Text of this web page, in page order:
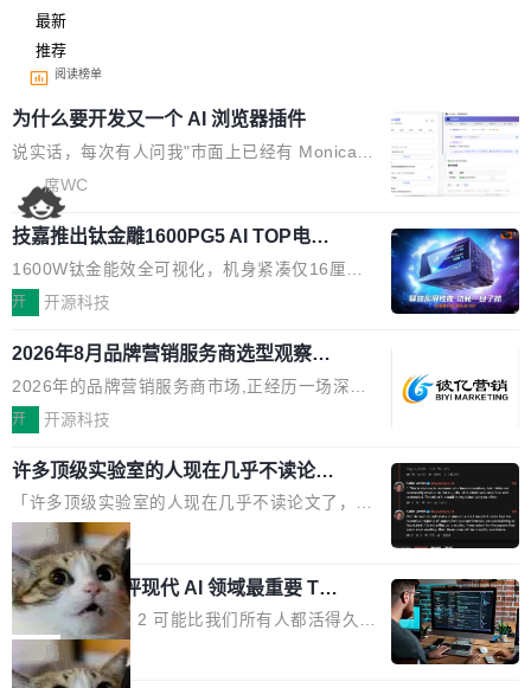
最新
推荐
阅读榜单
为什么要开发又一个 AI 浏览器插件
说实话，每次有人问我"市面上已经有 Monica、
Sider、Copilot for Chrome 这些 AI 浏览器插件
了，你为什么还要再做一个"，我都觉得这个问题
问得好。 因为我自己也是从用户变成开发者的。
现有产品的天花板 我用过不少 AI 浏览器插件。
刚开始觉得都挺好——选中一段文字，弹出解
要。但用久了你会发现，它们本质上都是同一类
东西：一个带网页上下文的聊天框。 它们能读取
页面的文本，然后把文本丢给大模型，再返回一
段回答。仅此而已。 这当然有用，但总觉得差点
意思。比如我在一个后台管理系统里，需要填50
个表单字段，每个字段还有联动逻辑；比如我
想...
席WC
技嘉推出钛金雕1600PG5 AI TOP电
源：为发烧级主机与本地AI算力打造旗
舰供电方案
1600W钛金能效全可视化，机身紧凑仅16厘米
继2026台北电脑展首度亮相后，技嘉科技近日正
电源专为发烧级DIY主机与本地AI算力平台打
造，整机长度仅16厘米，提供1600W额定功率
与80PLUS钛金能效；支持ATX 3.1与PCIe 5.1
规范，结合服务器级元件、完善供电线材与内置
实时LCD监控屏，可充分满足当下高阶PC主机
的严苛使用需求。 澎湃功率，紧凑机身 钛金雕1
600PG5 AI TOP具备强悍输出功率，同时实现
机身尺寸大幅精简。整机长度仅16厘米，属于同
功率段机身尺寸十分紧凑的1600W电源产品。小
巧机身有效提升市面主流标准A...
开 开源科技
2026年8月品牌营销服务商选型观察：
从流量思维到品牌资产思维的范式转移
2026年的品牌营销服务商市场,正经历一场深刻
的价值重构。全球全案品牌代理机构市场从2025
复合增长率达5.44%,预计2032年将突破120亿美
元。数字广告与公共关系相关服务市场更是从20
25年的8463亿美元扩张至2026年的8763亿美
元。数字的背后是一个清晰的事实——品牌对专
业化营销服务的需求从未如此迫切。 但市场扩容
的同时,服务商的竞争逻辑正在改变。2026年Top
Agency年度合辑的观察指出,“产品”这个离消费
者最近的载体,在整个品牌营销层面的权重显著变
开 开源科技
许多顶级实验室的人现在几乎不读论文
了
「许多顶级实验室的人现在几乎不读论文了，而
且他们认为 ICLR/ICML/NeurIPS 充斥着大量过
度宣传和欺诈。」 OpenAI 研究员 Keller Jorda
n 这条推文引发了广泛讨论。他不是在说风凉
话，他是说出了一个圈内人尽皆知但很少公开捅
破的事实。 Jordan 随后补充了一句软化声明：
「我不认为这些会议上大部分论文都在过度宣传
局
xAI 前工程师评现代 AI 领域最重要 Top
3 开源项目
Flash Attention 2 可能比我们所有人都活得久。
这句话不是来自某个技术博客，而是出自 Hieu
Pham 的一条推文。Hieu Pham 是谁？他是 xAI
局